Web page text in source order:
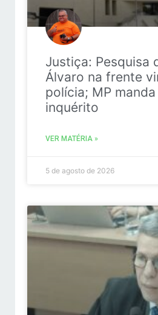
Justiça: Pesquisa
Álvaro na frente
polícia; MP
inquérito
VER MATÉRIA »
5 de agosto de 2026